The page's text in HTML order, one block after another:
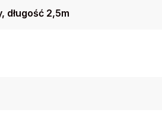
długość 2,5m